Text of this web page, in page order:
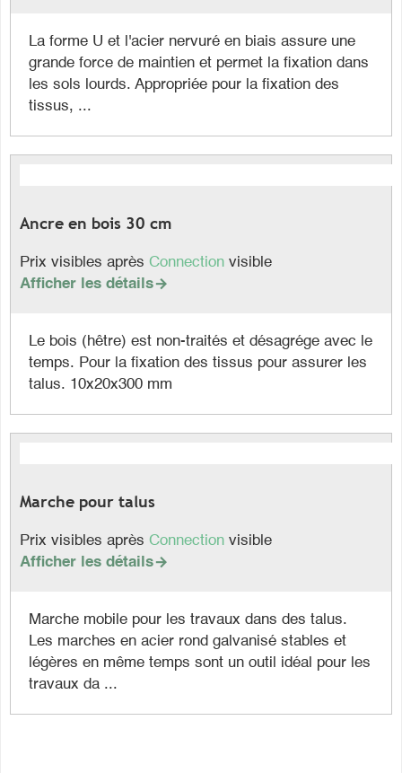
La forme U et l'acier nervuré en biais assure une
grande force de maintien et permet la fixation dans
les sols lourds. Appropriée pour la fixation des
tissus, ...
Ancre en bois 30 cm
Prix visibles après Connection visible
Afficher les détails
Le bois (hêtre) est non-traités et désagrége avec le
temps. Pour la fixation des tissus pour assurer les
talus. 10x20x300 mm
Marche pour talus
Prix visibles après Connection visible
Afficher les détails
Marche mobile pour les travaux dans des talus.
Les marches en acier rond galvanisé stables et
légères en même temps sont un outil idéal pour les
travaux da ...